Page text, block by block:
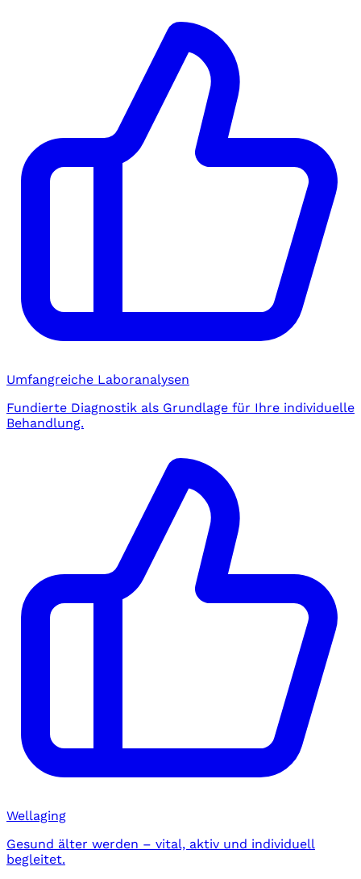
Umfangreiche Laboranalysen
Fundierte Diagnostik als Grundlage für Ihre individuelle
Behandlung.
Wellaging
Gesund älter werden – vital, aktiv und individuell
begleitet.